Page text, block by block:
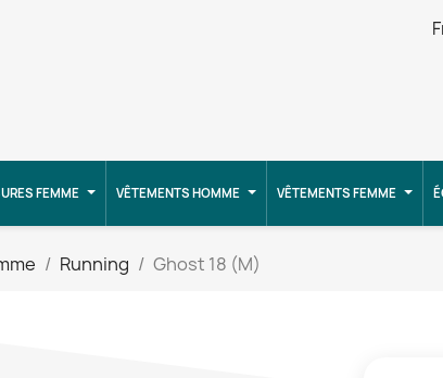
FEMME VÊTEMENTS HOMME VÊTEMENTS FEMME
Running Ghost 18 (M)